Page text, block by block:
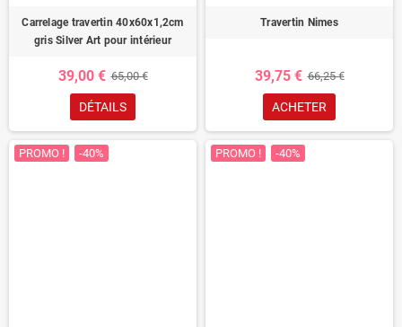
Carrelage travertin 40x60x1,2cm
gris Silver Art pour intérieur
39,00 € 65,00 €
DÉTAILS
Travertin Nimes
39,75 € 66,25 €
ACHETER
PROMO ! -40% PROMO ! -40%